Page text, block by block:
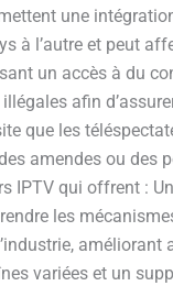
une
à l’autre et peut
un accès à du
afin
que les
amendes ou des
IPTV qui offrent :
les
variées et un